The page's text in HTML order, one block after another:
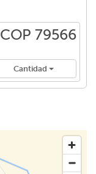
COP 79566
Cantidad